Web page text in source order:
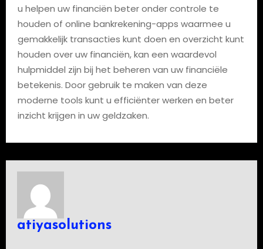
u helpen uw financiën beter onder controle te
houden of online bankrekening-apps waarmee u
gemakkelijk transacties kunt doen en overzicht kunt
houden over uw financiën, kan een waardevol
hulpmiddel zijn bij het beheren van uw financiële
betekenis. Door gebruik te maken van deze
moderne tools kunt u efficiënter werken en beter
inzicht krijgen in uw geldzaken.
atiyasolutions